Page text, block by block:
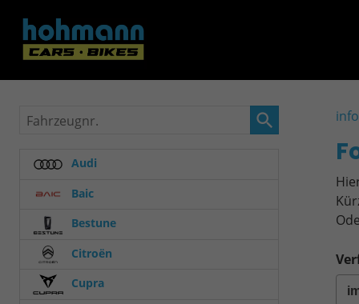
info
Fahrzeugnr.
Audi
Baic
Bestune
Citroën
Cupra